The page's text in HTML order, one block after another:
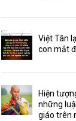
Việt Tân
con mắt
Hiện
những
giáo trên